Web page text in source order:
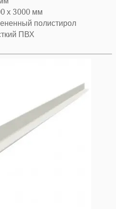
х 3000 мм
полистирол
ПВХ